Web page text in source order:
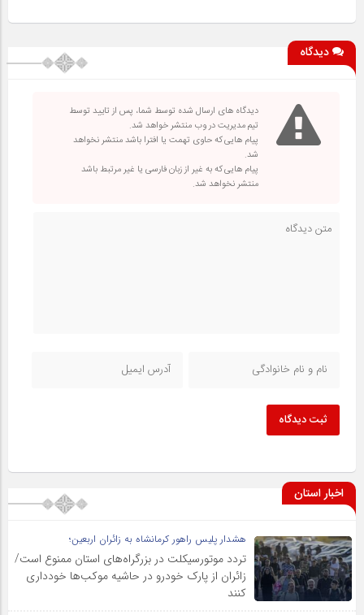
دیدگاه
دیدگاه های ارسال شده توسط شما، پس از تایید توسط
تیم مدیریت در وب منتشر خواهد شد.
پیام هایی که حاوی تهمت یا افترا باشد منتشر نخواهد
شد.
پیام هایی که به غیر از زبان فارسی یا غیر مرتبط باشد
منتشر نخواهد شد.
ثبت دیدگاه
اخبار استان
هشدار پلیس راهور کرمانشاه به زائران اربعین؛
تردد موتورسیکلت در بزرگراه‌های استان ممنوع است/
زائران از پارک خودرو در حاشیه موکب‌ها خودداری
کنند